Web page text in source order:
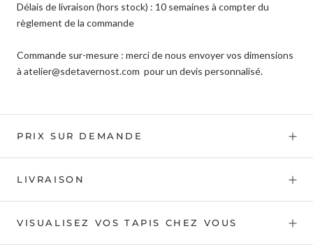
Délais de livraison (hors stock) : 10 semaines à compter du
règlement de la commande
Commande sur-mesure : merci de nous envoyer vos dimensions
à atelier@sdetavernost.com pour un devis personnalisé.
PRIX SUR DEMANDE
LIVRAISON
VISUALISEZ VOS TAPIS CHEZ VOUS